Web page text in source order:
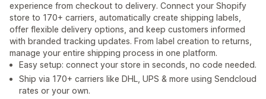
experience from checkout to delivery. Connect your Shopify
store to 170+ carriers, automatically create shipping labels,
offer flexible delivery options, and keep customers informed
with branded tracking updates. From label creation to returns,
manage your entire shipping process in one platform.
Easy setup: connect your store in seconds, no code needed.
Ship via 170+ carriers like DHL, UPS & more using Sendcloud
rates or your own.